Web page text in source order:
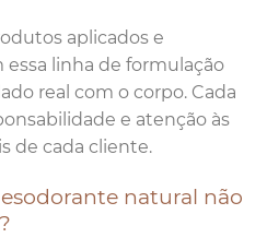
aplicados e
linha de formulação
real com o corpo. Cada
e atenção às
de cada cliente.
natural não